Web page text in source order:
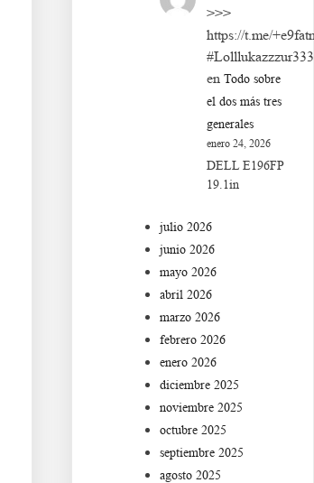
>>>
https://t.me/
#Lolllukazzzur333
enTodo sobre
el dos más tres
generales
enero 24, 2026
DELL E196FP
19.1in
julio 2026
junio 2026
mayo 2026
abril 2026
marzo 2026
febrero 2026
enero 2026
diciembre 2025
noviembre 2025
octubre 2025
septiembre 2025
agosto 2025